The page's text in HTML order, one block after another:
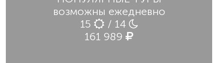
возможны ежедневно
15
/ 14
161 989